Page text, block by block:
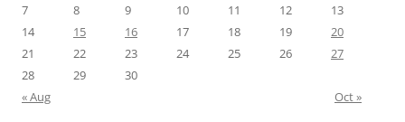
7
8 9 10 11 12
13
14
15 16 17 18 19
20
21
22 23 24 25 26
27
28
29
30
« Aug
Oct »